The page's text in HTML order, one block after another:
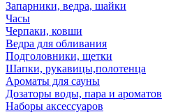
Запарники, ведра, шайки
Часы
Черпаки, ковши
Ведра для обливания
Подголовники, щетки
Шапки, рукавицы,полотенца
Ароматы для сауны
Дозаторы воды, пара и ароматов
Наборы аксессуаров